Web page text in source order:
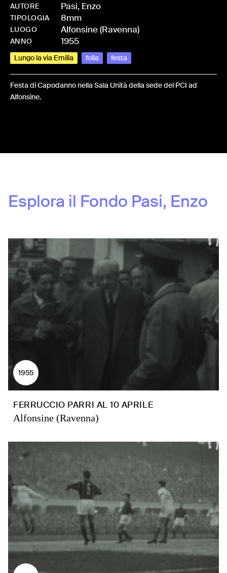
AUTORE Pasi, Enzo
TIPOLOGIA 8mm
LUOGO Alfonsine (Ravenna)
ANNO 1955
Lungo la via Emilia folla festa
Festa di Capodanno nella Sala Unità della sede del PCI ad
Alfonsine.
Esplora il Fondo Pasi, Enzo
1955
FERRUCCIO PARRI AL 10 APRILE
Alfonsine (Ravenna)